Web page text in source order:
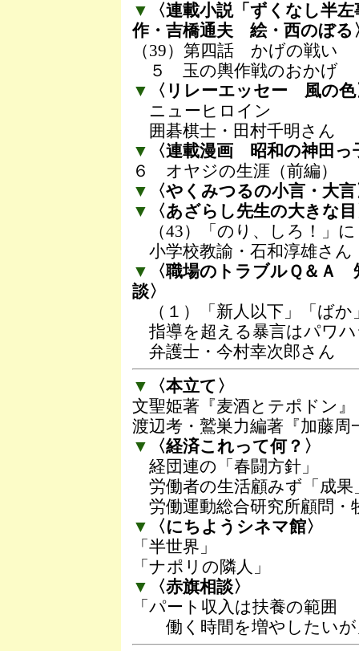
▼
〈連載小説「ずくなし半
作・吉橋通夫 絵・西のぼる
（39）第四話 かげの戦い
５ 玉の輿作戦のおかげ
▼
〈リレーエッセー 風の色
ニューヒロイン
囲碁棋士・田村千明さん
▼
〈連載漫画 昭和の神田
６ オヤジの生涯（前編）
▼
〈やくみつるの小言・大
▼
〈あざらし先生の大きな
（43）「のり、しろ！」に
小学校教諭・石和淳雄さん
▼
〈職場のトラブルＱ＆Ａ
談〉
（１）「新人以下」「ばか
指導を超える暴言はパワ
弁護士・今村幸次郎さん
▼
〈本立て〉
文聖姫著『麦酒とテポドン』
渡辺考・鷲巣力編著『加藤
▼
〈経済これって何？〉
経団連の「春闘方針」
労働者の生活顧みず「成果
労働運動総合研究所顧問・
▼
〈にちようシネマ館〉
「半世界」
「ナポリの隣人」
▼
〈赤旗相談〉
「パート収入は扶養の範囲
働く時間を増やしたいが